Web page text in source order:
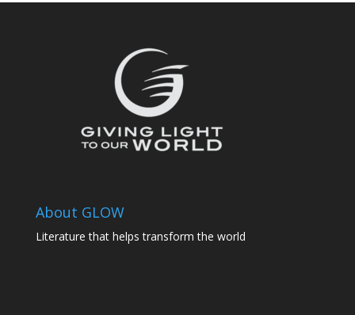
About GLOW
Literature that helps transform the world